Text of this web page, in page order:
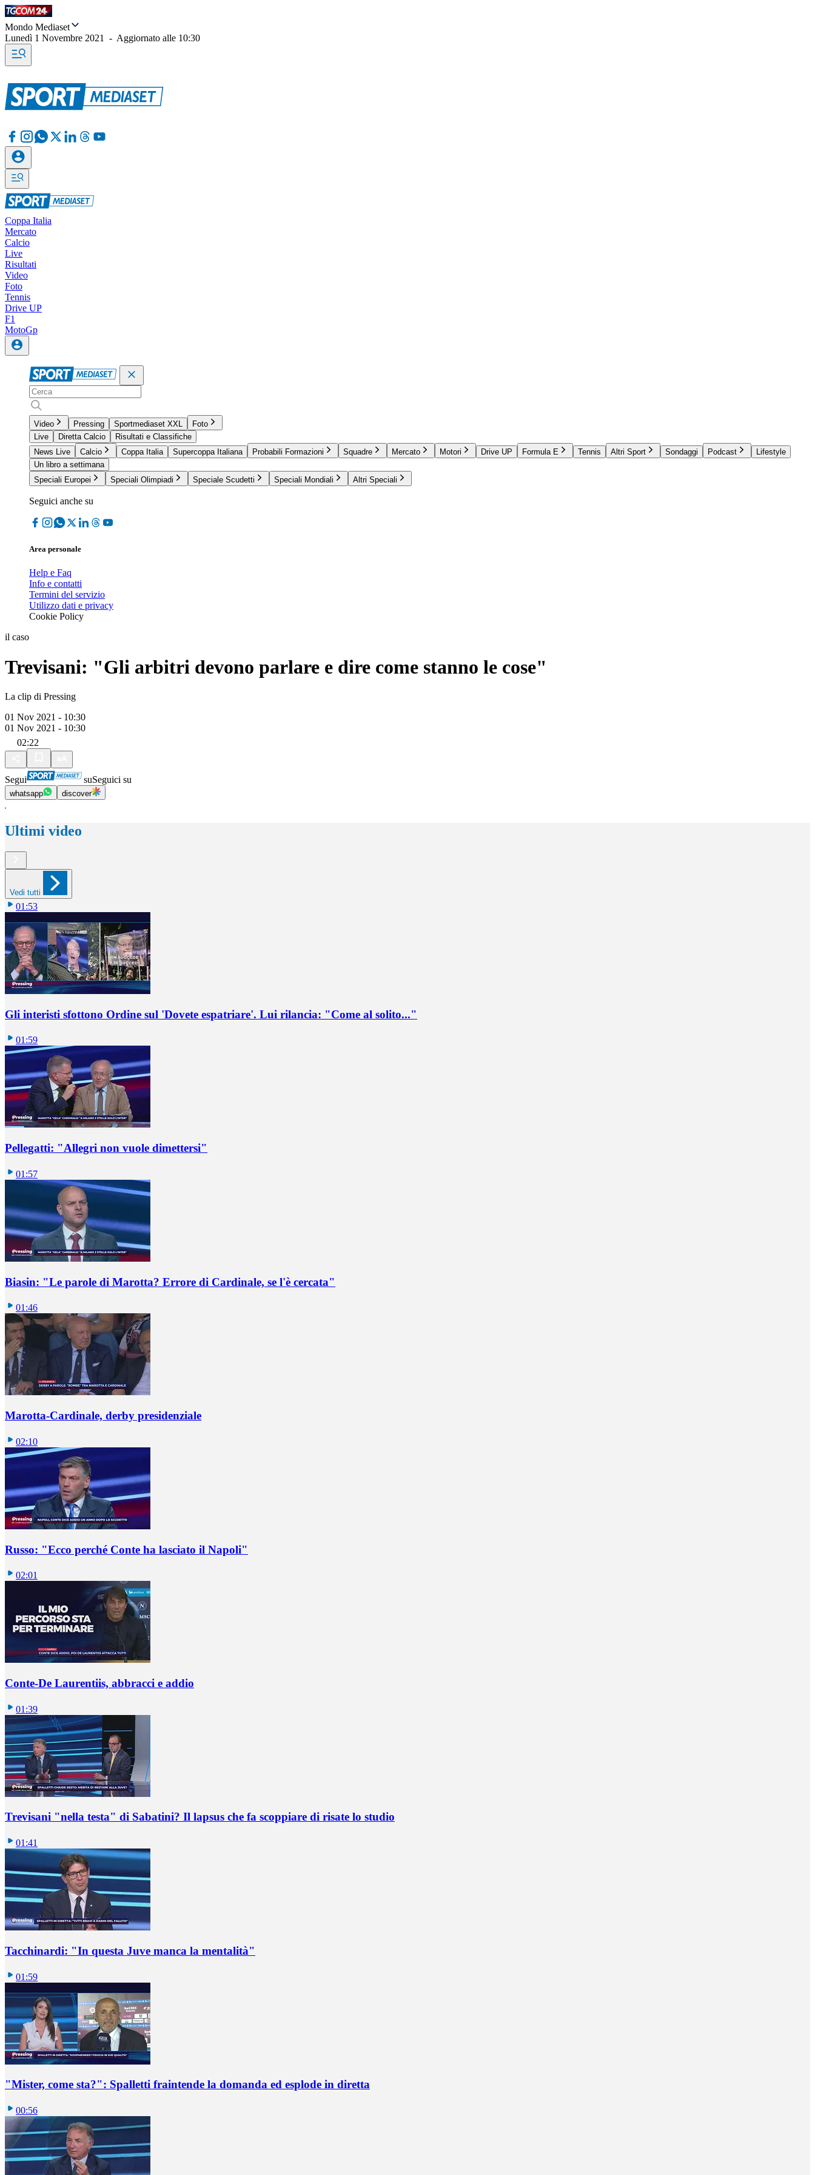
Mondo Mediaset
Lunedì 1 Novembre 2021
- Aggiornato alle 10:30
Coppa Italia
Mercato
Calcio
Live
Risultati
Video
Foto
Tennis
Drive UP
F1
MotoGp
Video Pressing Sportmediaset XXL
Foto
Live
Diretta Calcio
Risultati e Classifiche
News Live
Calcio Coppa Italia Supercoppa Italiana Probabili Formazioni Squadre Mercato Motori Drive UP Formula E Tennis Altri Sport Sondaggi Podcast
Lifestyle
Un libro a settimana
Speciali Europei
Speciali Olimpiadi Speciale Scudetti Speciali Mondiali Altri Speciali
Seguici anche su
Area personale
Help e Faq
Info e contatti
Termini del servizio
Utilizzo dati e privacy
Cookie Policy
il caso
Trevisani: "Gli arbitri devono parlare e dire come stanno le cose"
La clip di Pressing
01 Nov 2021 - 10:30
01 Nov 2021 - 10:30
02:22
Segui suSeguici su
whatsapp discover
Ultimi video
Vedi tutti
01:53
Gli interisti sfottono Ordine sul 'Dovete espatriare'. Lui rilancia: "Come al solito..."
01:59
Pellegatti: "Allegri non vuole dimettersi"
01:57
Biasin: "Le parole di Marotta? Errore di Cardinale, se l'è cercata"
01:46
Marotta-Cardinale, derby presidenziale
02:10
Russo: "Ecco perché Conte ha lasciato il Napoli"
02:01
Conte-De Laurentiis, abbracci e addio
01:39
Trevisani "nella testa" di Sabatini? Il lapsus che fa scoppiare di risate lo studio
01:41
Tacchinardi: "In questa Juve manca la mentalità"
01:59
"Mister, come sta?": Spalletti fraintende la domanda ed esplode in diretta
00:56